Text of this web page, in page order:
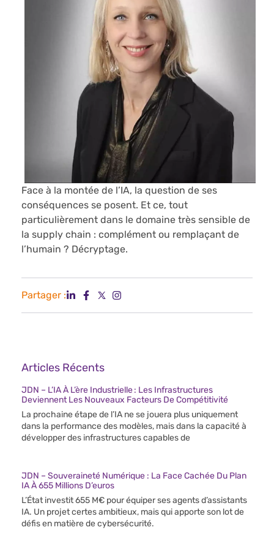
Face à la montée de l’IA, la question de ses
conséquences se posent. Et ce, tout
particulièrement dans le domaine très sensible de
la supply chain : complément ou remplaçant de
l’humain ? Décryptage.
Partager :
Articles Récents
JDN – L’IA À L’ère Industrielle : Les Infrastructures
Deviennent Les Nouveaux Facteurs De Compétitivité
La prochaine étape de l’IA ne se jouera plus uniquement
dans la performance des modèles, mais dans la capacité à
développer des infrastructures capables de
JDN – Souveraineté Numérique : La Face Cachée Du Plan
IA À 655 Millions D’euros
L’État investit 655 M€ pour équiper ses agents d’assistants
IA. Un projet certes ambitieux, mais qui apporte son lot de
défis en matière de cybersécurité.